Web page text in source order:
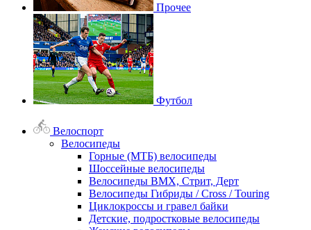
Прочее
Футбол
Велоспорт
Велосипеды
Горные (МТБ) велосипеды
Шоссейные велосипеды
Велосипеды BMX, Стрит, Дерт
Велосипеды Гибриды / Cross / Touring
Циклокроссы и гравел байки
Детские, подростковые велосипеды